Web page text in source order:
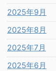
2025年9月
2025年8月
2025年7月
2025年6月